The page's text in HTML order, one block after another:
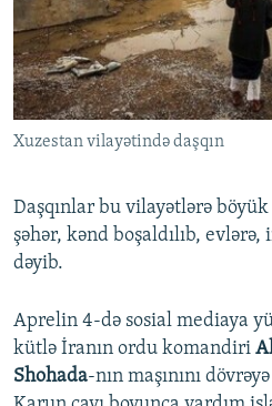
Xuzestan vilayətində daşqın
Daşqınlar bu vilayətlərə
şəhər, kənd boşaldılıb,
dəyib.
Aprelin 4-də sosial mediaya
kütlə İranın ordu komandiri
Shohada-nın maşınını